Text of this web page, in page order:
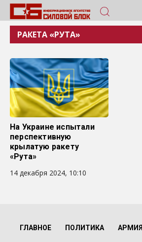
РАКЕТА «РУТА»
На Украине испытали
перспективную
крылатую ракету
«Рута»
14 декабря 2024, 10:10
ГЛАВНОЕ ПОЛИТИКА АРМИЯ